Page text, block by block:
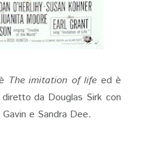
The imitation of life ed è
da Douglas Sirk con
Gavin e Sandra Dee.